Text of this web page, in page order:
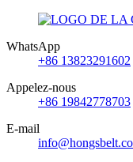
WhatsApp
+86 13823291602
Appelez-nous
+86 19842778703
E-mail